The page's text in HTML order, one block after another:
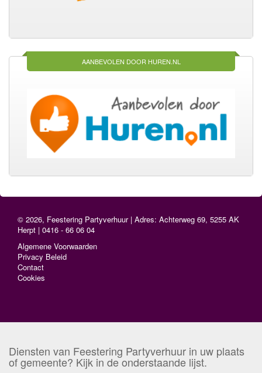
AANBEVOLEN DOOR HUREN.NL
© 2026, Feestering Partyverhuur | Adres: Achterweg 69, 5255 AK
Herpt | 0416 - 66 06 04
Algemene Voorwaarden
Privacy Beleid
Contact
Cookies
Diensten van Feestering Partyverhuur in uw plaats
of gemeente? Kijk in de onderstaande lijst.